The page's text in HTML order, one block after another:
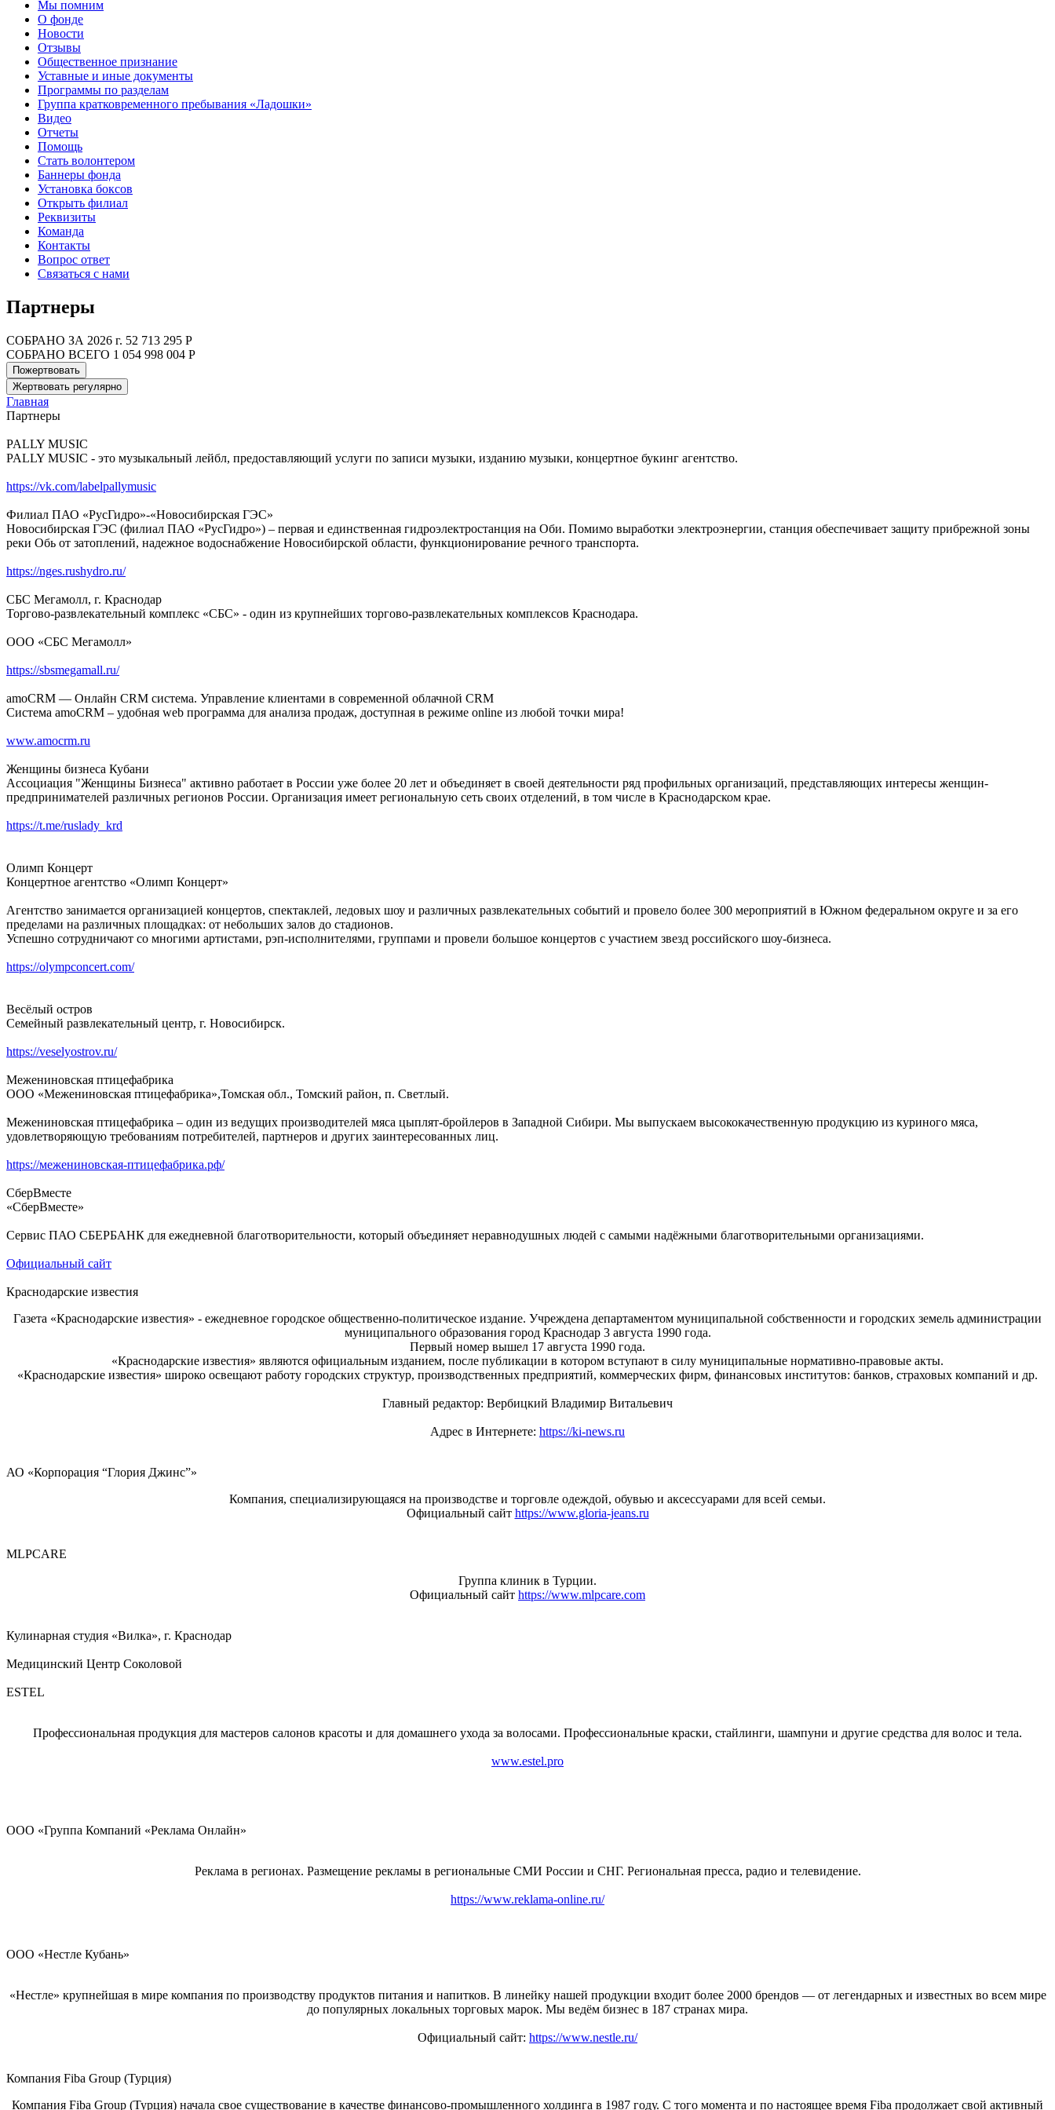
Мы помним
О фонде
Новости
Отзывы
Общественное признание
Уставные и иные документы
Программы по разделам
Группа кратковременного пребывания «Ладошки»
Видео
Отчеты
Помощь
Стать волонтером
Баннеры фонда
Установка боксов
Открыть филиал
Реквизиты
Команда
Контакты
Вопрос ответ
Связаться с нами
Партнеры
СОБРАНО ЗА 2026 г. 52 713 295 Р
СОБРАНО ВСЕГО 1 054 998 004 Р
Пожертвовать
Жертвовать регулярно
Главная
Партнеры
PALLY MUSIC
PALLY MUSIC - это музыкальный лейбл, предоставляющий услуги по записи музыки, изданию музыки, концертное букинг агентство.
https://vk.com/labelpallymusic
Филиал ПАО «РусГидро»-«Новосибирская ГЭС»
Новосибирская ГЭС (филиал ПАО «РусГидро») – первая и единственная гидроэлектростанция на Оби. Помимо выработки электроэнергии, станция обеспечивает защиту прибрежной зоны
реки Обь от затоплений, надежное водоснабжение Новосибирской области, функционирование речного транспорта.
https://nges.rushydro.ru/
СБС Мегамолл, г. Краснодар
Торгово-развлекательный комплекс «СБС» - один из крупнейших торгово-развлекательных комплексов Краснодара.
ООО «СБС Мегамолл»
https://sbsmegamall.ru/
amoCRM — Онлайн CRM система. Управление клиентами в современной облачной CRM
Система amoCRM – удобная web программа для анализа продаж, доступная в режиме online из любой точки мира!
www.amocrm.ru
Женщины бизнеса Кубани
Ассоциация "Женщины Бизнеса" активно работает в России уже более 20 лет и объединяет в своей деятельности ряд профильных организаций, представляющих интересы женщин-
предпринимателей различных регионов России. Организация имеет региональную сеть своих отделений, в том числе в Краснодарском крае.
https://t.me/ruslady_krd
Олимп Концерт
Концертное агентство «Олимп Концерт»
Агентство занимается организацией концертов, спектаклей, ледовых шоу и различных развлекательных событий и провело более 300 мероприятий в Южном федеральном округе и за его
пределами на различных площадках: от небольших залов до стадионов.
Успешно сотрудничают со многими артистами, рэп-исполнителями, группами и провели большое концертов с участием звезд российского шоу-бизнеса.
https://olympconcert.com/
Весёлый остров
Семейный развлекательный центр, г. Новосибирск.
https://veselyostrov.ru/
Межениновская птицефабрика
ООО «Межениновская птицефабрика»,Томская обл., Томский район, п. Светлый.
Межениновская птицефабрика – один из ведущих производителей мяса цыплят-бройлеров в Западной Сибири. Мы выпускаем высококачественную продукцию из куриного мяса,
удовлетворяющую требованиям потребителей, партнеров и других заинтересованных лиц.
https://межениновская-птицефабрика.рф/
СберВместе
«СберВместе»
Сервис ПАО СБЕРБАНК для ежедневной благотворительности, который объединяет неравнодушных людей с самыми надёжными благотворительными организациями.
Официальный сайт
Краснодарские известия
Газета «Краснодарские известия» - ежедневное городское общественно-политическое издание. Учреждена департаментом муниципальной собственности и городских земель администрации
муниципального образования город Краснодар 3 августа 1990 года.
Первый номер вышел 17 августа 1990 года.
«Краснодарские известия» являются официальным изданием, после публикации в котором вступают в силу муниципальные нормативно-правовые акты.
«Краснодарские известия» широко освещают работу городских структур, производственных предприятий, коммерческих фирм, финансовых институтов: банков, страховых компаний и др.
Главный редактор: Вербицкий Владимир Витальевич
Адрес в Интернете: https://ki-news.ru
АО «Корпорация “Глория Джинс”»
Компания, специализирующаяся на производстве и торговле одеждой, обувью и аксессуарами для всей семьи.
Официальный сайт https://www.gloria-jeans.ru
MLPCARE
Группа клиник в Турции.
Официальный сайт https://www.mlpcare.com
Кулинарная студия «Вилка», г. Краснодар
Медицинский Центр Соколовой
ESTEL
Профессиональная продукция для мастеров салонов красоты и для домашнего ухода за волосами. Профессиональные краски, стайлинги, шампуни и другие средства для волос и тела.
www.estel.pro
ООО «Группа Компаний «Реклама Онлайн»
Реклама в регионах. Размещение рекламы в региональные СМИ России и СНГ. Региональная пресса, радио и телевидение.
https://www.reklama-online.ru/
ООО «Нестле Кубань»
«Нестле» крупнейшая в мире компания по производству продуктов питания и напитков. В линейку нашей продукции входит более 2000 брендов — от легендарных и известных во всем мире
до популярных локальных торговых марок. Мы ведём бизнес в 187 странах мира.
Официальный сайт: https://www.nestle.ru/
Компания Fiba Group (Турция)
Компания Fiba Group (Турция) начала свое существование в качестве финансово-промышленного холдинга в 1987 году. С того момента и по настоящее время Fiba продолжает свой активный